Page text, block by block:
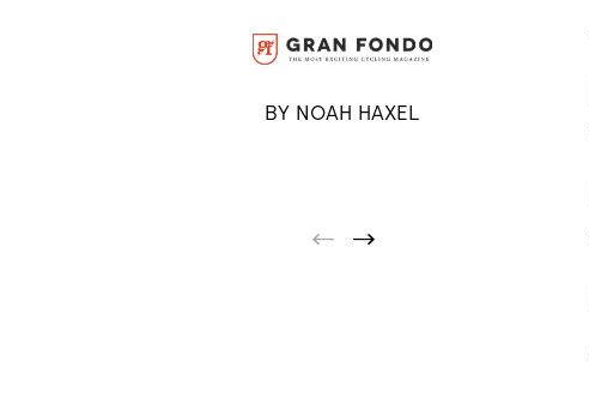
BY NOAH HAXEL
BY DAVID ARTHUR